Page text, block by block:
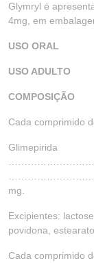
Glymryl é
4mg, em
USO ORAL
USO ADULTO
COMPOSIÇÃO
Cada comprimido
Glimepirida
mg.
Excipientes:
povidona,
Cada comprimido